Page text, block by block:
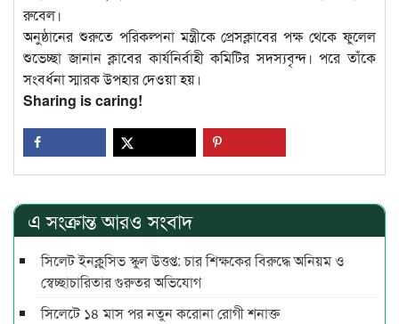
রুবেল।
অনুষ্ঠানের শুরুতে পরিকল্পনা মন্ত্রীকে প্রেসক্লাবের পক্ষ থেকে ফুলেল
শুভেচ্ছা জানান ক্লাবের কার্যনির্বাহী কমিটির সদস্যবৃন্দ। পরে তাঁকে
সংবর্ধনা স্মারক উপহার দেওয়া হয়।
Sharing is caring!
এ সংক্রান্ত আরও সংবাদ
সিলেট ইনক্লুসিভ স্কুল উত্তপ্ত: চার শিক্ষকের বিরুদ্ধে অনিয়ম ও
স্বেচ্ছাচারিতার গুরুতর অভিযোগ
সিলেটে ১৪ মাস পর নতুন করোনা রোগী শনাক্ত